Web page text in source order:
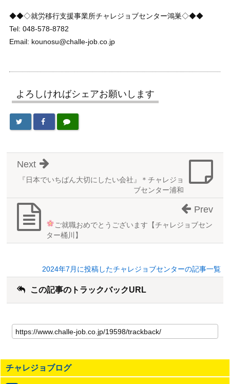
◆◆◇就労移行支援事業所チャレジョブセンター鴻巣◇◆◆
Tel: 048-578-8782
Email: kounosu@challe-job.co.jp
よろしければシェアお願いします
『日本でいちばん大切にしたい会社』＊チャレジョ
ブセンター浦和
Next
ご就職おめでとうございます 【チャレジョブセン
ター桶川】
Prev
2024年7月に投稿したチャレジョブセンターの記事一覧
この記事のトラックバックURL
の
記
の
ト
チャレジョブログ